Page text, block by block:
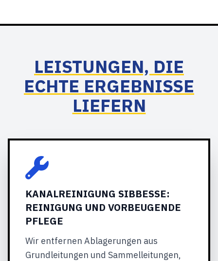
LEISTUNGEN, DIE
ECHTE ERGEBNISSE
LIEFERN
KANALREINIGUNG SIBBESSE:
REINIGUNG UND VORBEUGENDE
PFLEGE
Wir entfernen Ablagerungen aus
Grundleitungen und Sammelleitungen,